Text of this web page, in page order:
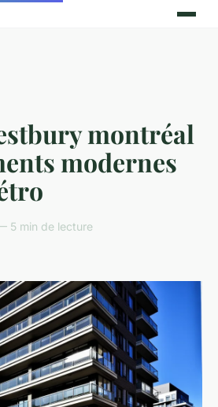
montréal
modernes
5 min de lecture